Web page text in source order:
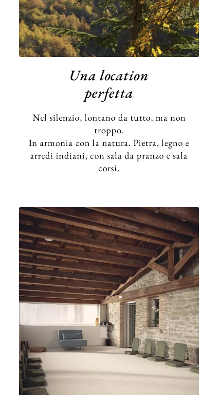
Una location
perfetta
Nel silenzio, lontano da tutto, ma non
troppo.
In armonia con la natura. Pietra, legno e
arredi indiani, con sala da pranzo e sala
corsi.